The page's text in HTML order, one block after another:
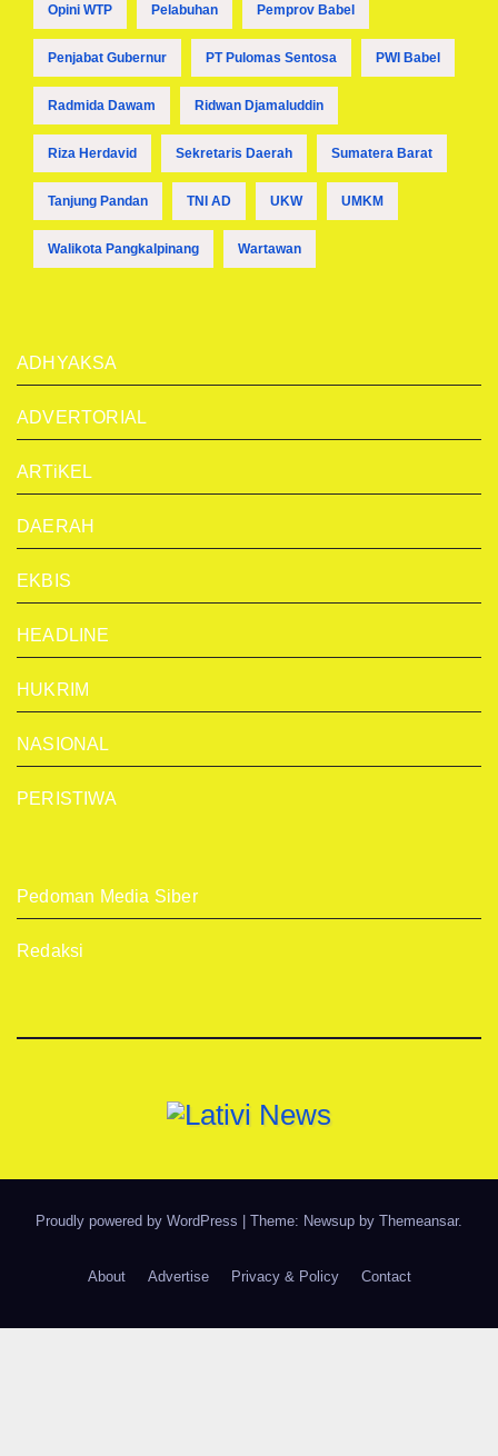
Opini WTP Pelabuhan Pemprov Babel
Penjabat Gubernur PT Pulomas Sentosa PWI Babel
Radmida Dawam Ridwan Djamaluddin
Riza Herdavid Sekretaris Daerah Sumatera Barat
Tanjung Pandan TNI AD UKW UMKM
Walikota Pangkalpinang Wartawan
ADHYAKSA
ADVERTORIAL
ARTiKEL
DAERAH
EKBIS
HEADLINE
HUKRIM
NASIONAL
PERISTIWA
Pedoman Media Siber
Redaksi
Proudly powered by WordPress Theme: Newsup by Themeansar.
About Advertise Privacy & Policy Contact